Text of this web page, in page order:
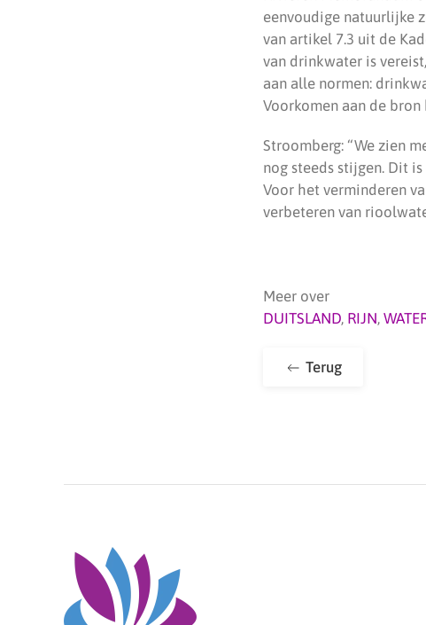
eenvoudige natuurlijke
van artikel 7.3 uit de
van drinkwater is
aan alle normen:
Voorkomen aan de
Stroomberg: “We zien
nog steeds stijgen. Dit
Voor het verminderen
verbeteren van
Meer over
DUITSLAND, RIJN,
Terug